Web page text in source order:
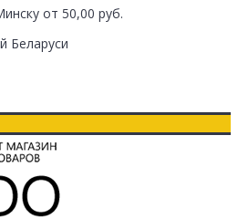
от 50,00 руб.
Беларуси